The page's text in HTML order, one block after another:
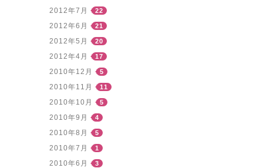
2012年7月 22
2012年6月 21
2012年5月 20
2012年4月 17
2010年12月 5
2010年11月 11
2010年10月 5
2010年9月 4
2010年8月 5
2010年7月 1
2010年6月 3